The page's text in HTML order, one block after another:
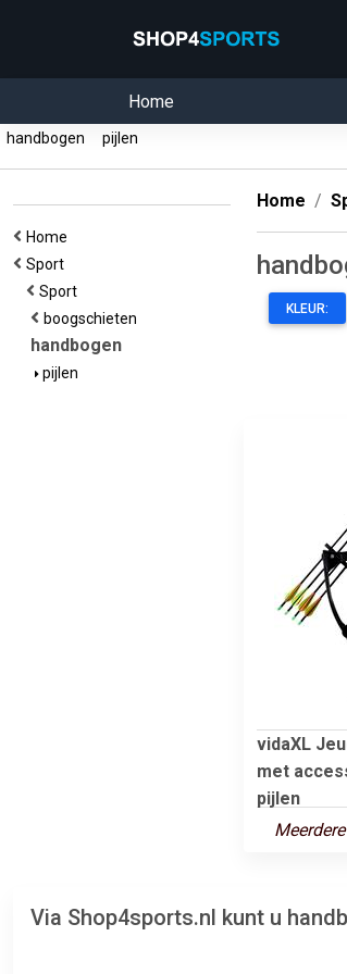
Home
handbogen pijlen
Home
Sport
Sport
boogschieten
handbogen
pijlen
Home
KLEUR:
vidaXL
met
pijlen
Via Shop4sports.nl kunt u